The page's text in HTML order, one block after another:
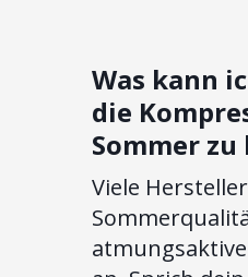
Was kann
die
Sommer
Viele